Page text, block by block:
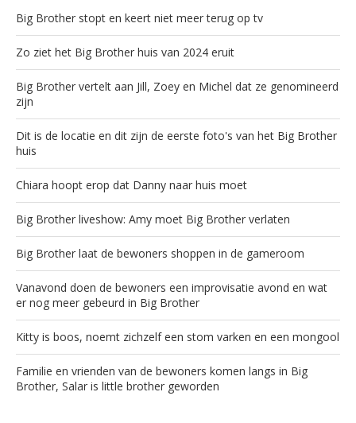
Big Brother stopt en keert niet meer terug op tv
Zo ziet het Big Brother huis van 2024 eruit
Big Brother vertelt aan Jill, Zoey en Michel dat ze genomineerd
zijn
Dit is de locatie en dit zijn de eerste foto's van het Big Brother
huis
Chiara hoopt erop dat Danny naar huis moet
Big Brother liveshow: Amy moet Big Brother verlaten
Big Brother laat de bewoners shoppen in de gameroom
Vanavond doen de bewoners een improvisatie avond en wat
er nog meer gebeurd in Big Brother
Kitty is boos, noemt zichzelf een stom varken en een mongool
Familie en vrienden van de bewoners komen langs in Big
Brother, Salar is little brother geworden